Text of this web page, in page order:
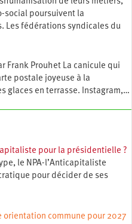
social poursuivent la
Les fédérations syndicales du
Frank Prouhet La canicule qui
postale joyeuse à la
glaces en terrasse. Instagram,…
pour la présidentielle ?
le NPA-l’Anticapitaliste
pour décider de ses
orientation commune pour 2027